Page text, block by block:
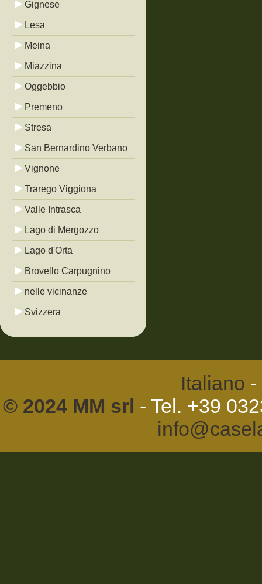
Gignese
Lesa
Meina
Miazzina
Oggebbio
Premeno
Stresa
San Bernardino Verbano
Vignone
Trarego Viggiona
Valle Intrasca
Lago di Mergozzo
Lago d'Orta
Brovello Carpugnino
nelle vicinanze
Svizzera
Italiano -
© 2024 MM srl - Tel. +39